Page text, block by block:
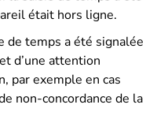
était hors ligne.
de temps a été signalée
d’une attention
par exemple en cas
non-concordance de la